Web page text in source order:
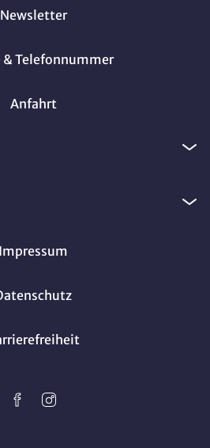
Newsletter
& Telefonnummer
Anfahrt
Impressum